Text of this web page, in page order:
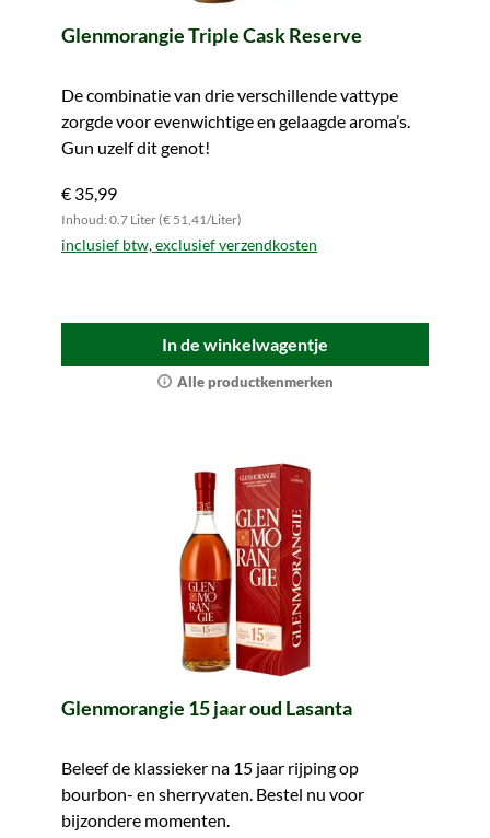
Glenmorangie Triple Cask Reserve
De combinatie van drie verschillende vattype
zorgde voor evenwichtige en gelaagde aroma’s.
Gun uzelf dit genot!
€ 35,99
Inhoud: 0.7 Liter (€ 51,41/Liter)
inclusief btw, exclusief verzendkosten
In de winkelwagentje
Alle productkenmerken
Glenmorangie 15 jaar oud Lasanta
Beleef de klassieker na 15 jaar rijping op
bourbon- en sherryvaten. Bestel nu voor
bijzondere momenten.